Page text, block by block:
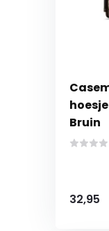
Bruin
32,95